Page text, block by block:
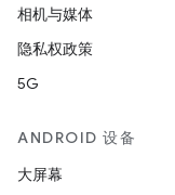
相机与媒体
隐私权政策
5G
ANDROID 设备
大屏幕